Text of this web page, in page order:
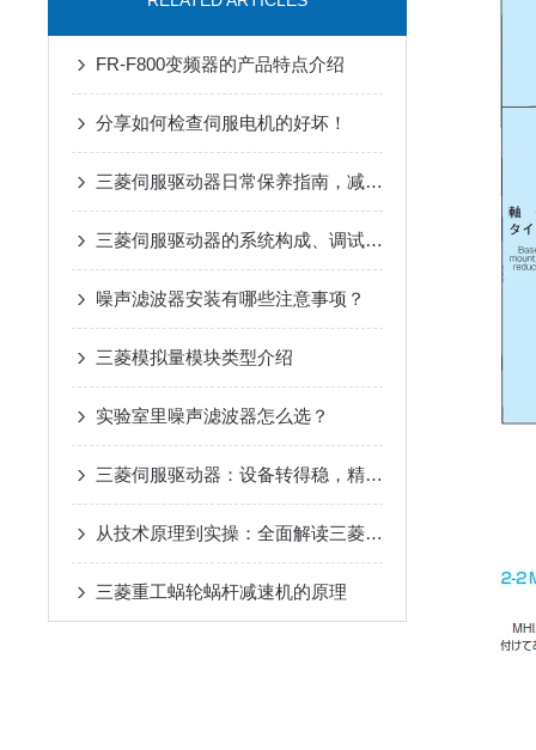
FR-F800变频器的产品特点介绍
分享如何检查伺服电机的好坏！
三菱伺服驱动器日常保养指南，减少高温过载停机故障
三菱伺服驱动器的系统构成、调试流程、日常维护和常见问题处理
噪声滤波器安装有哪些注意事项？
三菱模拟量模块类型介绍
实验室里噪声滤波器怎么选？
三菱伺服驱动器：设备转得稳，精度才靠谱
从技术原理到实操：全面解读三菱伺服驱动器的性能优势
三菱重工蜗轮蜗杆减速机的原理